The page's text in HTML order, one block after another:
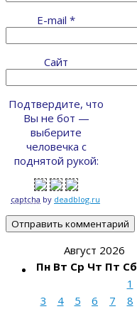
E-mail *
Сайт
Подтвердите, что
Вы не бот —
выберите
человечка с
поднятой рукой:
captcha by deadblog.ru
Август 2026
Пн Вт Ср Чт Пт Сб
1
3
4 5 6 7 8